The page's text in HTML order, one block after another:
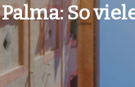
Palma: So